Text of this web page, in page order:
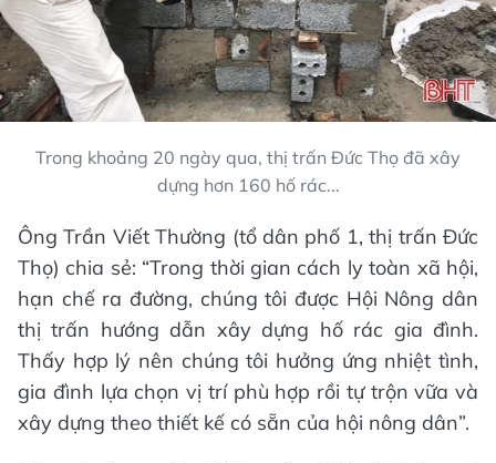
Trong khoảng 20 ngày qua, thị trấn Đức Thọ đã xây
dựng hơn 160 hố rác...
Ông Trần Viết Thường (tổ dân phố 1, thị trấn Đức
Thọ) chia sẻ: “Trong thời gian cách ly toàn xã hội,
hạn chế ra đường, chúng tôi được Hội Nông dân
thị trấn hướng dẫn xây dựng hố rác gia đình.
Thấy hợp lý nên chúng tôi hưởng ứng nhiệt tình,
gia đình lựa chọn vị trí phù hợp rồi tự trộn vữa và
xây dựng theo thiết kế có sẵn của hội nông dân”.